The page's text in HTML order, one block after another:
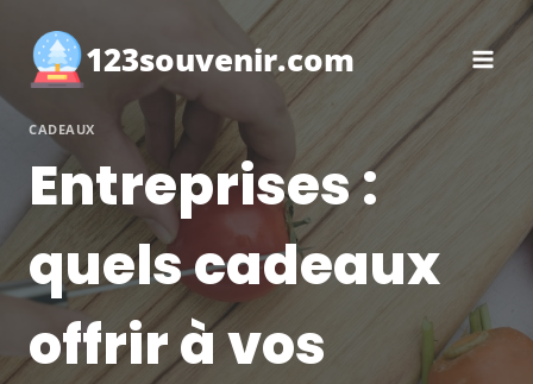
contenu 123souvenir.com
CADEAUX
Entreprises :
quels cadeaux
offrir à vos